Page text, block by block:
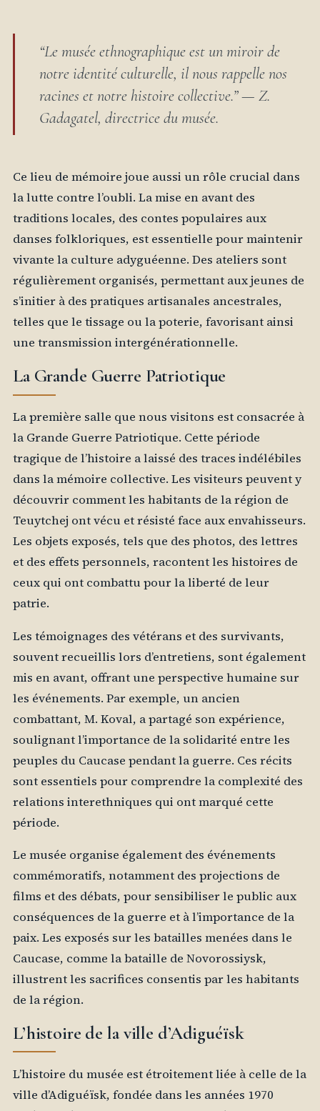
“Le musée ethnographique est un miroir de
notre identité culturelle, il nous rappelle nos
racines et notre histoire collective.” — Z.
Gadagatel, directrice du musée.
Ce lieu de mémoire joue aussi un rôle crucial dans
la lutte contre l’oubli. La mise en avant des
traditions locales, des contes populaires aux
danses folkloriques, est essentielle pour maintenir
vivante la culture adyguéenne. Des ateliers sont
régulièrement organisés, permettant aux jeunes de
s’initier à des pratiques artisanales ancestrales,
telles que le tissage ou la poterie, favorisant ainsi
une transmission intergénérationnelle.
La Grande Guerre Patriotique
La première salle que nous visitons est consacrée à
la Grande Guerre Patriotique. Cette période
tragique de l’histoire a laissé des traces indélébiles
dans la mémoire collective. Les visiteurs peuvent y
découvrir comment les habitants de la région de
Teuytchej ont vécu et résisté face aux envahisseurs.
Les objets exposés, tels que des photos, des lettres
et des effets personnels, racontent les histoires de
ceux qui ont combattu pour la liberté de leur
patrie.
Les témoignages des vétérans et des survivants,
souvent recueillis lors d’entretiens, sont également
mis en avant, offrant une perspective humaine sur
les événements. Par exemple, un ancien
combattant, M. Koval, a partagé son expérience,
soulignant l’importance de la solidarité entre les
peuples du Caucase pendant la guerre. Ces récits
sont essentiels pour comprendre la complexité des
relations interethniques qui ont marqué cette
période.
Le musée organise également des événements
commémoratifs, notamment des projections de
films et des débats, pour sensibiliser le public aux
conséquences de la guerre et à l’importance de la
paix. Les exposés sur les batailles menées dans le
Caucase, comme la bataille de Novorossiysk,
illustrent les sacrifices consentis par les habitants
de la région.
L’histoire de la ville d’Adiguéïsk
L’histoire du musée est étroitement liée à celle de la
ville d’Adiguéïsk, fondée dans les années 1970